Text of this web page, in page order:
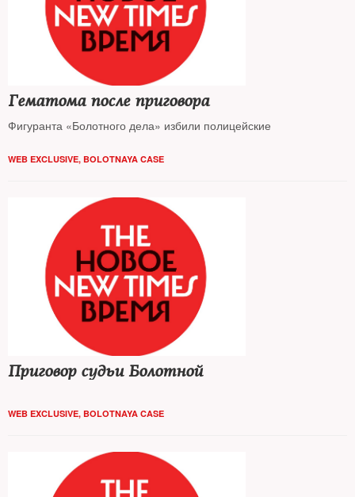
Гематома после приговора
Фигуранта «Болотного дела» избили полицейские
WEB EXCLUSIVE, BOLOTNAYA CASE
Приговор судьи Болотной
WEB EXCLUSIVE, BOLOTNAYA CASE